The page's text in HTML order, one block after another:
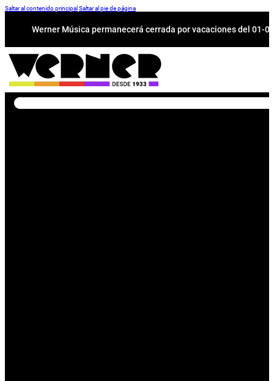
Saltar al contenido principal Saltar al pie de página
Werner Música permanecerá cerrada por vacaciones del 01-
Buscar